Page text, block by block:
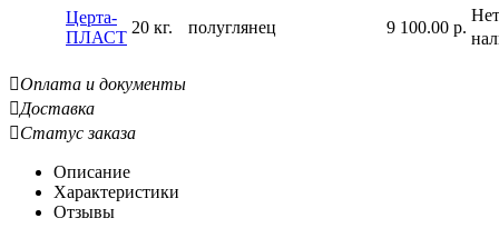
Церта-
ПЛАСТ
20 кг. полуглянец 9 100.00 р.
Оплата и документы
Доставка
Статус заказа
Описание
Характеристики
Отзывы